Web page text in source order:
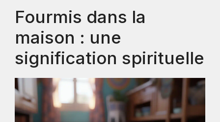
Fourmis dans la
maison : une
signification spirituelle